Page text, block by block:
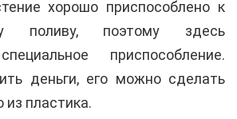
хорошо приспособлено к
поливу, поэтому здесь
приспособление.
деньги, его можно сделать
из пластика.